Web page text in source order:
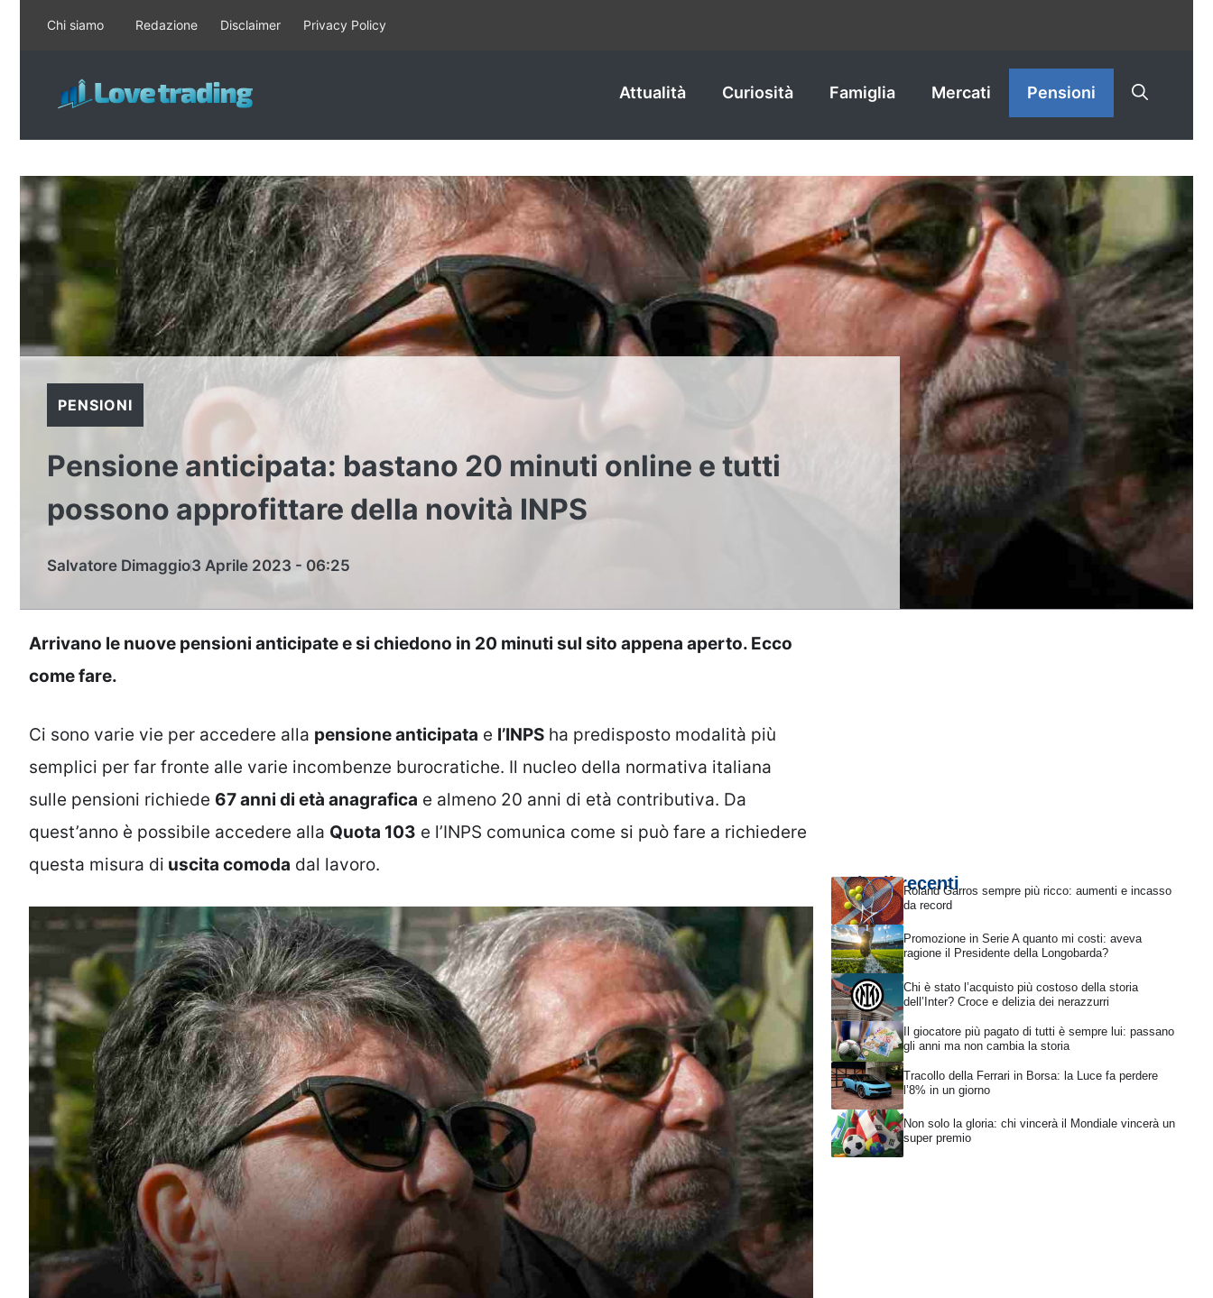
contenuto
Chi siamo Redazione Disclaimer Privacy Policy
Attualità Curiosità Famiglia Mercati Pensioni
PENSIONI
Pensione anticipata: bastano 20 minuti online e tutti
possono approfittare della novità INPS
Salvatore Dimaggio3 Aprile 2023 - 06:25
Arrivano le nuove pensioni anticipate e si chiedono in 20 minuti sul sito appena aperto. Ecco
come fare.
Ci sono varie vie per accedere alla pensione anticipata e l’INPS ha predisposto modalità più
semplici per far fronte alle varie incombenze burocratiche. Il nucleo della normativa italiana
sulle pensioni richiede 67 anni di età anagrafica e almeno 20 anni di età contributiva. Da
quest’anno è possibile accedere alla Quota 103 e l’INPS comunica come si può fare a richiedere
questa misura di uscita comoda dal lavoro.
Articoli recentiRoland Garros sempre più ricco: aumenti e incasso
da record
Promozione in Serie A quanto mi costi: aveva
ragione il Presidente della Longobarda?
Chi è stato l’acquisto più costoso della storia
dell’Inter? Croce e delizia dei nerazzurri
Il giocatore più pagato di tutti è sempre lui: passano
gli anni ma non cambia la storia
Tracollo della Ferrari in Borsa: la Luce fa perdere
l’8% in un giorno
Non solo la gloria: chi vincerà il Mondiale vincerà un
super premio